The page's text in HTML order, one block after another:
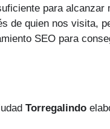
para
de quien nos visita,
SEO para
Torregalindo